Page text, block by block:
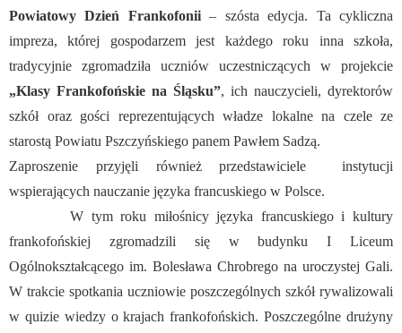
Powiatowy Dzień Frankofonii– szósta edycja. Ta cykliczna
impreza, której gospodarzem jest każdego roku inna szkoła,
tradycyjnie zgromadziła uczniów uczestniczących w projekcie
„Klasy Frankofońskie na Śląsku”, ich nauczycieli, dyrektorów
szkół oraz gości reprezentujących władze lokalne na czele ze
starostą Powiatu Pszczyńskiego panem Pawłem Sadzą.
Zaproszenie przyjęli również przedstawiciele
instytucji
wspierających nauczanie języka francuskiego w Polsce.
W tym roku miłośnicy języka francuskiego i kultury
frankofońskiej zgromadzili się w budynku I Liceum
Ogólnokształcącego im. Bolesława Chrobrego na uroczystej Gali.
W trakcie spotkania uczniowie poszczególnych szkół rywalizowali
w quizie wiedzy o krajach frankofońskich. Poszczególne drużyny